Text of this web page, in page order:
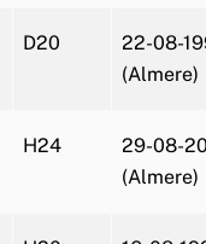
D20
22-08-
(Almere)
H24
29-08-
(Almere)